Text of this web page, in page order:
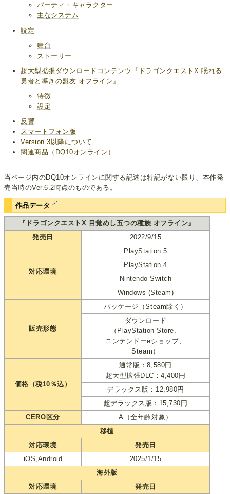
パーティ・キャラクター
主なシステム
設定
舞台
ストーリー
超大型拡張ダウンロードコンテンツ『ドラゴンクエストX 眠れる
勇者と導きの盟友 オフライン』
特徴
設定
反響
スマートフォン版
Version 3以降について
関連商品（DQ10オンライン）
当ページ内のDQ10オンラインに関する記述は特記がない限り、本作発
売当時のVer.6.2時点のものである。
作品データ
『ドラゴンクエストX 目覚めし五つの種族 オフライン』
発売日
2022/9/15
対応環境
PlayStation 5
PlayStation 4
Nintendo Switch
Windows (Steam)
販売形態
パッケージ（Steam除く）
ダウンロード
（PlayStation Store、
ニンテンドーeショップ、
Steam）
価格（税10％込）
通常版：8,580円
超大型拡張DLC：4,400円
デラックス版：12,980円
超デラックス版：15,730円
CERO区分
A（全年齢対象）
移植
対応環境
発売日
iOS,Android
2025/1/15
海外版
対応環境
発売日